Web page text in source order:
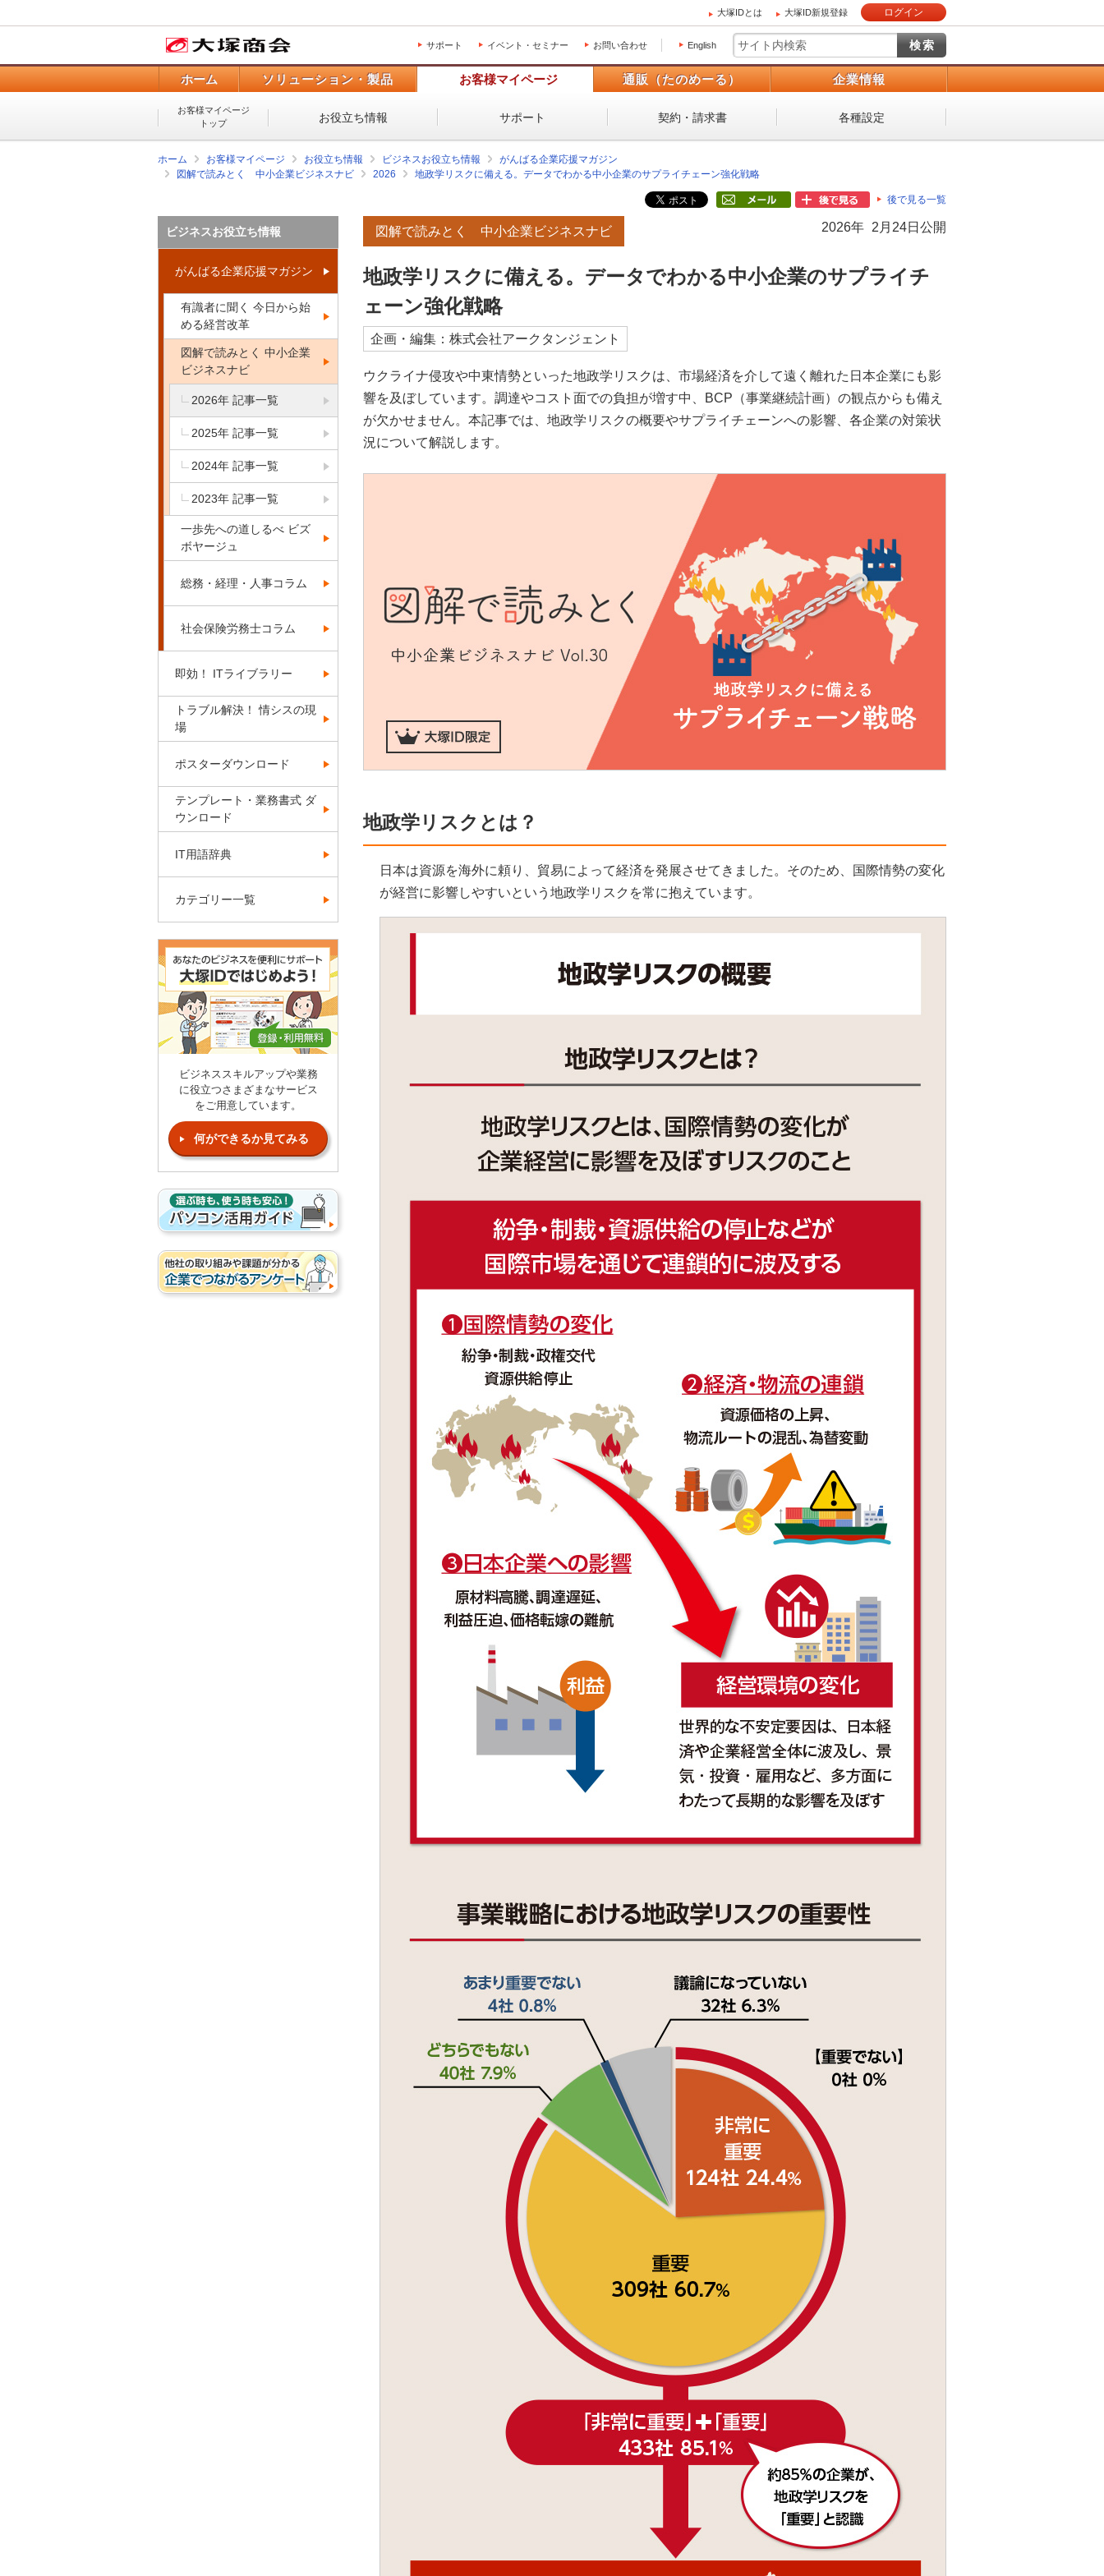
大塚IDとは 大塚ID新規登録 ログイン
サポート イベント・セミナー お問い合わせ English
ホーム ソリューション・製品 お客様マイページ 通販（たのめーる） 企業情報
お客様マイページ
トップ
お役立ち情報 サポート 契約・請求書 各種設定
ホーム お客様マイページ お役立ち情報 ビジネスお役立ち情報
がんばる企業応援マガジン
図解で読みとく 中小企業ビジネスナビ
2026 地政学リスクに備える。データでわかる中小企業のサプライチェーン強化戦略
後で見る一覧
2026年 2月24日公開
図解で読みとく 中小企業ビジネスナビ
地政学リスクに備える。データでわかる中小企業のサプライチ
ェーン強化戦略
企画・編集：株式会社アークタンジェント
ウクライナ侵攻や中東情勢といった地政学リスクは、市場経済を介して遠く離れた日本企業にも影
響を及ぼしています。調達やコスト面での負担が増す中、BCP（事業継続計画）の観点からも備え
が欠かせません。本記事では、地政学リスクの概要やサプライチェーンへの影響、各企業の対策状
況について解説します。
地政学リスクとは？
日本は資源を海外に頼り、貿易によって経済を発展させてきました。そのため、国際情勢の変化
が経営に影響しやすいという地政学リスクを常に抱えています。
ビジネスお役立ち情報
がんばる企業応援マガジン
有識者に聞く 今日から始
める経営改革
図解で読みとく 中小企業
ビジネスナビ
2026年 記事一覧
2025年 記事一覧
2024年 記事一覧
2023年 記事一覧
一歩先への道しるべ ビズ
ボヤージュ
総務・経理・人事コラム
社会保険労務士コラム
即効！ ITライブラリー
トラブル解決！ 情シスの現
場
ポスターダウンロード
テンプレート・業務書式 ダ
ウンロード
IT用語辞典
カテゴリー一覧
ビジネススキルアップや業務
に役立つさまざまなサービス
をご用意しています。
何ができるか見てみる